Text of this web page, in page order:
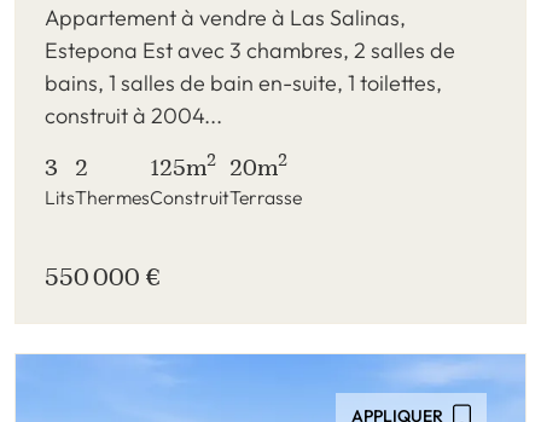
Appartement à vendre à Las Salinas,
Estepona Est avec 3 chambres, 2 salles de
bains, 1 salles de bain en-suite, 1 toilettes,
construit à 2004...
3
Lits
2
Thermes
125m2
Construit
20m2
Terrasse
550 000 €
APPLIQUER